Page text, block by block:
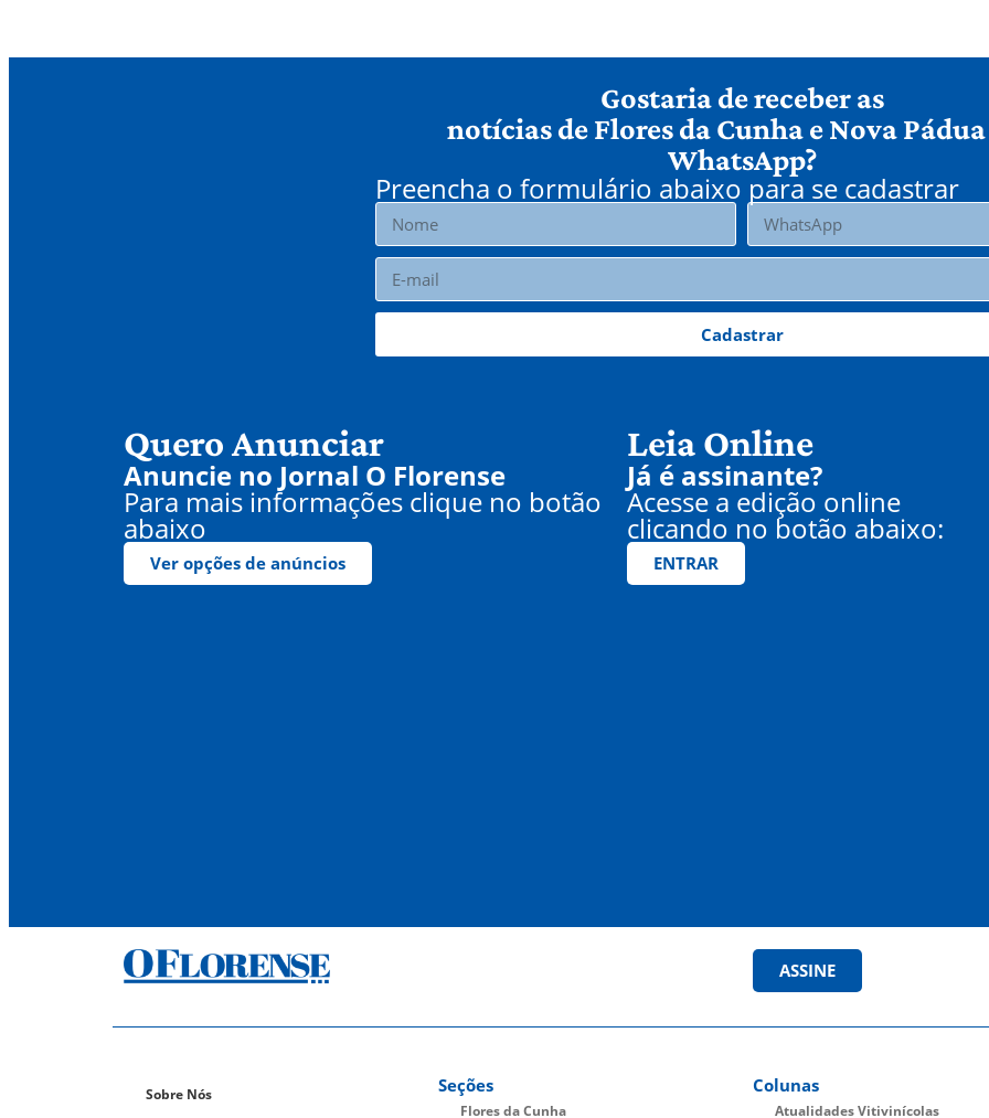
Gostaria de receber as
notícias de Flores da Cunha e Nova
WhatsApp?
Preencha o formulário abaixo para se cadastrar
Cadastrar
Quero Anunciar
Anuncie no Jornal O Florense
Para mais informações clique no botão
abaixo
Ver opções de anúncios
Leia Online
Já é assinante?
Acesse a edição online
clicando no botão abaixo:
ENTRAR
ASSINE
Sobre Nós Seções
Flores da Cunha
Colunas
Atualidades Vitivinícolas